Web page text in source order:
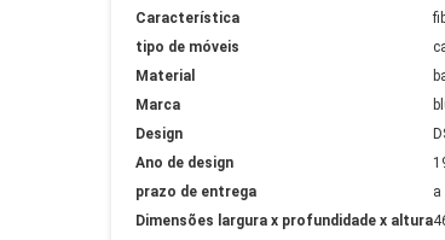
Característica
tipo de móveis
Material
Marca
Design
Ano de design
prazo de entrega
a
Dimensões largura x profundidade x altura